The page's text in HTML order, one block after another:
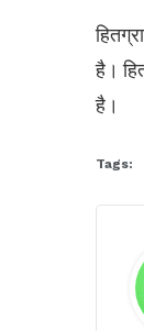
है।
है।
Tags: